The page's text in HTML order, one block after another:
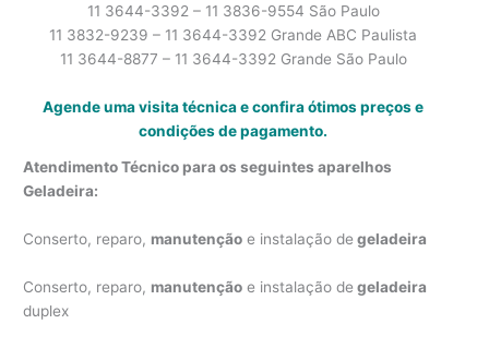
11 3644-3392 – 11 3836-9554 São Paulo
11 3832-9239 – 11 3644-3392 Grande ABC Paulista
11 3644-8877 – 11 3644-3392 Grande São Paulo
Agende uma visita técnica e confira ótimos preços e
condições de pagamento.
Atendimento Técnico para os seguintes aparelhos
Geladeira:
Conserto, reparo, manutenção e instalação de geladeira
Conserto, reparo, manutenção e instalação de geladeira
duplex